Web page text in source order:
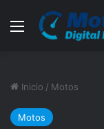
Menú
Inicio / Motos
Motos